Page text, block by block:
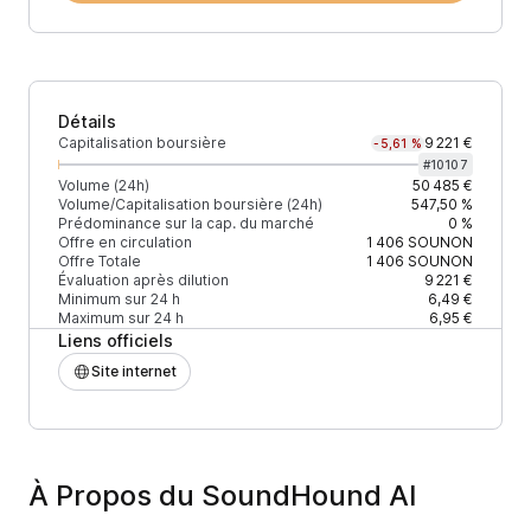
Détails
Capitalisation boursière -5,61 % 9 221 €
#10107
Volume (24h)
50 485 €
Volume/Capitalisation boursière (24h)
547,50 %
Prédominance sur la cap. du marché
0 %
Offre en circulation
1 406 SOUNON
Offre Totale
1 406 SOUNON
Évaluation après dilution
9 221 €
Minimum sur 24 h
6,49 €
Maximum sur 24 h
6,95 €
Liens officiels
Site internet
À Propos du SoundHound AI